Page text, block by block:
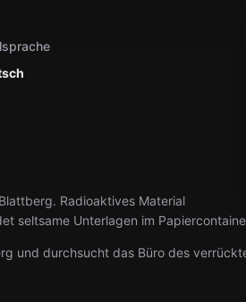
Radioaktives Material
seltsame Unterlagen im
und durchsucht das Büro des